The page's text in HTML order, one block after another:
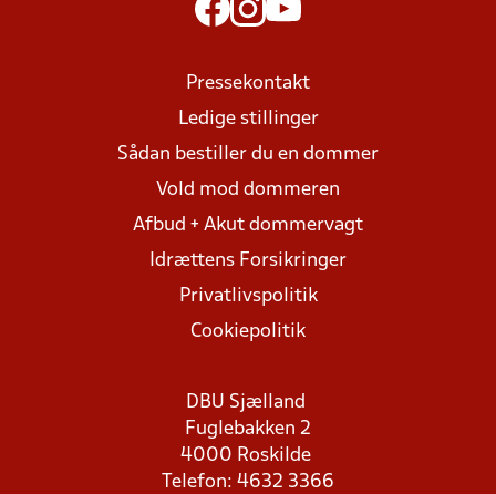
Pressekontakt
Ledige stillinger
Sådan bestiller du en dommer
Vold mod dommeren
Afbud + Akut dommervagt
Idrættens Forsikringer
Privatlivspolitik
Cookiepolitik
DBU Sjælland
Fuglebakken 2
4000 Roskilde
Telefon: 4632 3366